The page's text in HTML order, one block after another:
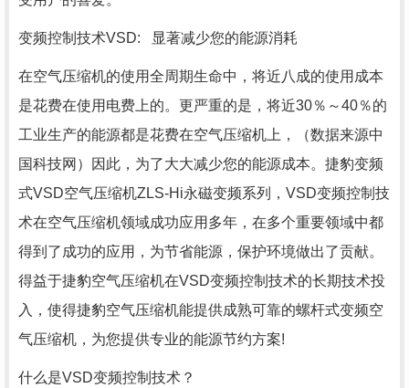
变频控制技术VSD: 显著减少您的能源消耗
在空气压缩机的使用全周期生命中，将近八成的使用成本
是花费在使用电费上的。更严重的是，将近30％～40％的
工业生产的能源都是花费在空气压缩机上，（数据来源中
国科技网）因此，为了大大减少您的能源成本。捷豹变频
式VSD空气压缩机ZLS-Hi永磁变频系列，VSD变频控制技
术在空气压缩机领域成功应用多年，在多个重要领域中都
得到了成功的应用，为节省能源，保护环境做出了贡献。
得益于捷豹空气压缩机在VSD变频控制技术的长期技术投
入，使得捷豹空气压缩机能提供成熟可靠的螺杆式变频空
气压缩机，为您提供专业的能源节约方案!
什么是VSD变频控制技术？